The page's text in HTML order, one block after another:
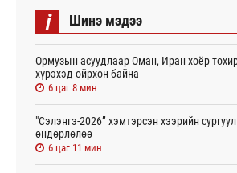
i Шинэ мэдээ
Ормузын асуудлаар Оман, Иран хоёр
хүрэхэд ойрхон байна
6 цаг 8 мин
"Сэлэнгэ-2026” хэмтэрсэн хээрийн
өндөрлөлөө
6 цаг 11 мин